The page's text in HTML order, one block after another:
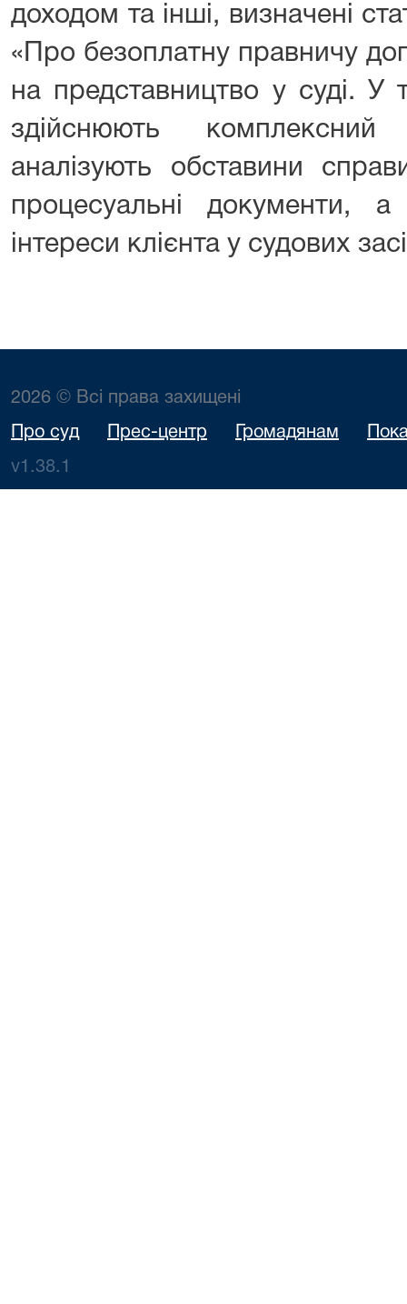
доходом та інші, визначені
«Про безоплатну правничу
на представництво у суді. У
здійснюють
аналізують обставини
процесуальні документи,
інтереси клієнта у судових
2026 © Всі права захищені
Про суд Прес-центр Громадянам
v1.38.1